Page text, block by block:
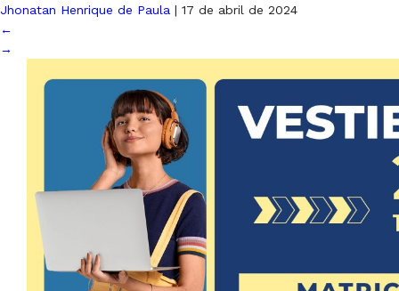
Jhonatan Henrique de Paula | 17 de abril de 2024
←
→